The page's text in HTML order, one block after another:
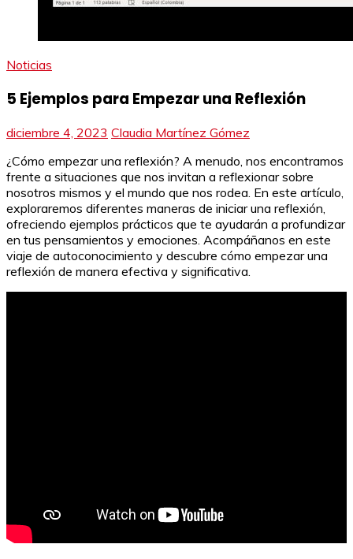
Noticias
5 Ejemplos para Empezar una Reflexión
diciembre 4, 2023 Claudia Martínez Gómez
¿Cómo empezar una reflexión? A menudo, nos encontramos
frente a situaciones que nos invitan a reflexionar sobre
nosotros mismos y el mundo que nos rodea. En este artículo,
exploraremos diferentes maneras de iniciar una reflexión,
ofreciendo ejemplos prácticos que te ayudarán a profundizar
en tus pensamientos y emociones. Acompáñanos en este
viaje de autoconocimiento y descubre cómo empezar una
reflexión de manera efectiva y significativa.